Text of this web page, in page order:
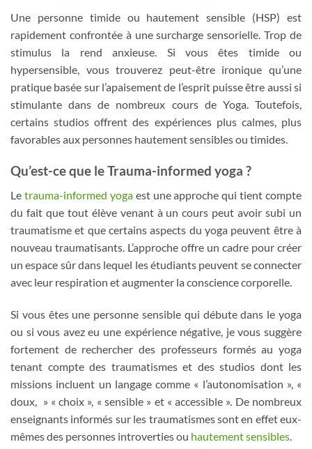
Une personne timide ou hautement sensible (HSP) est
rapidement confrontée à une surcharge sensorielle. Trop de
stimulus la rend anxieuse. Si vous êtes timide ou
hypersensible, vous trouverez peut-être ironique qu’une
pratique basée sur l’apaisement de l’esprit puisse être aussi si
stimulante dans de nombreux cours de Yoga. Toutefois,
certains studios offrent des expériences plus calmes, plus
favorables aux personnes hautement sensibles ou timides.
Qu’est-ce que le Trauma-informed yoga ?
Le trauma-informed yogaest une approche qui tient compte
du fait que tout élève venant à un cours peut avoir subi un
traumatisme et que certains aspects du yoga peuvent être à
nouveau traumatisants. L’approche offre un cadre pour créer
un espace sûr dans lequel les étudiants peuvent se connecter
avec leur respiration et augmenter la conscience corporelle.
Si vous êtes une personne sensible qui débute dans le yoga
ou si vous avez eu une expérience négative, je vous suggère
fortement de rechercher des professeurs formés au yoga
tenant compte des traumatismes et des studios dont les
missions incluent un langage comme « l’autonomisation », «
doux, » « choix », « sensible » et « accessible ». De nombreux
enseignants informés sur les traumatismes sont en effet eux-
mêmes des personnes introverties ou hautement sensibles